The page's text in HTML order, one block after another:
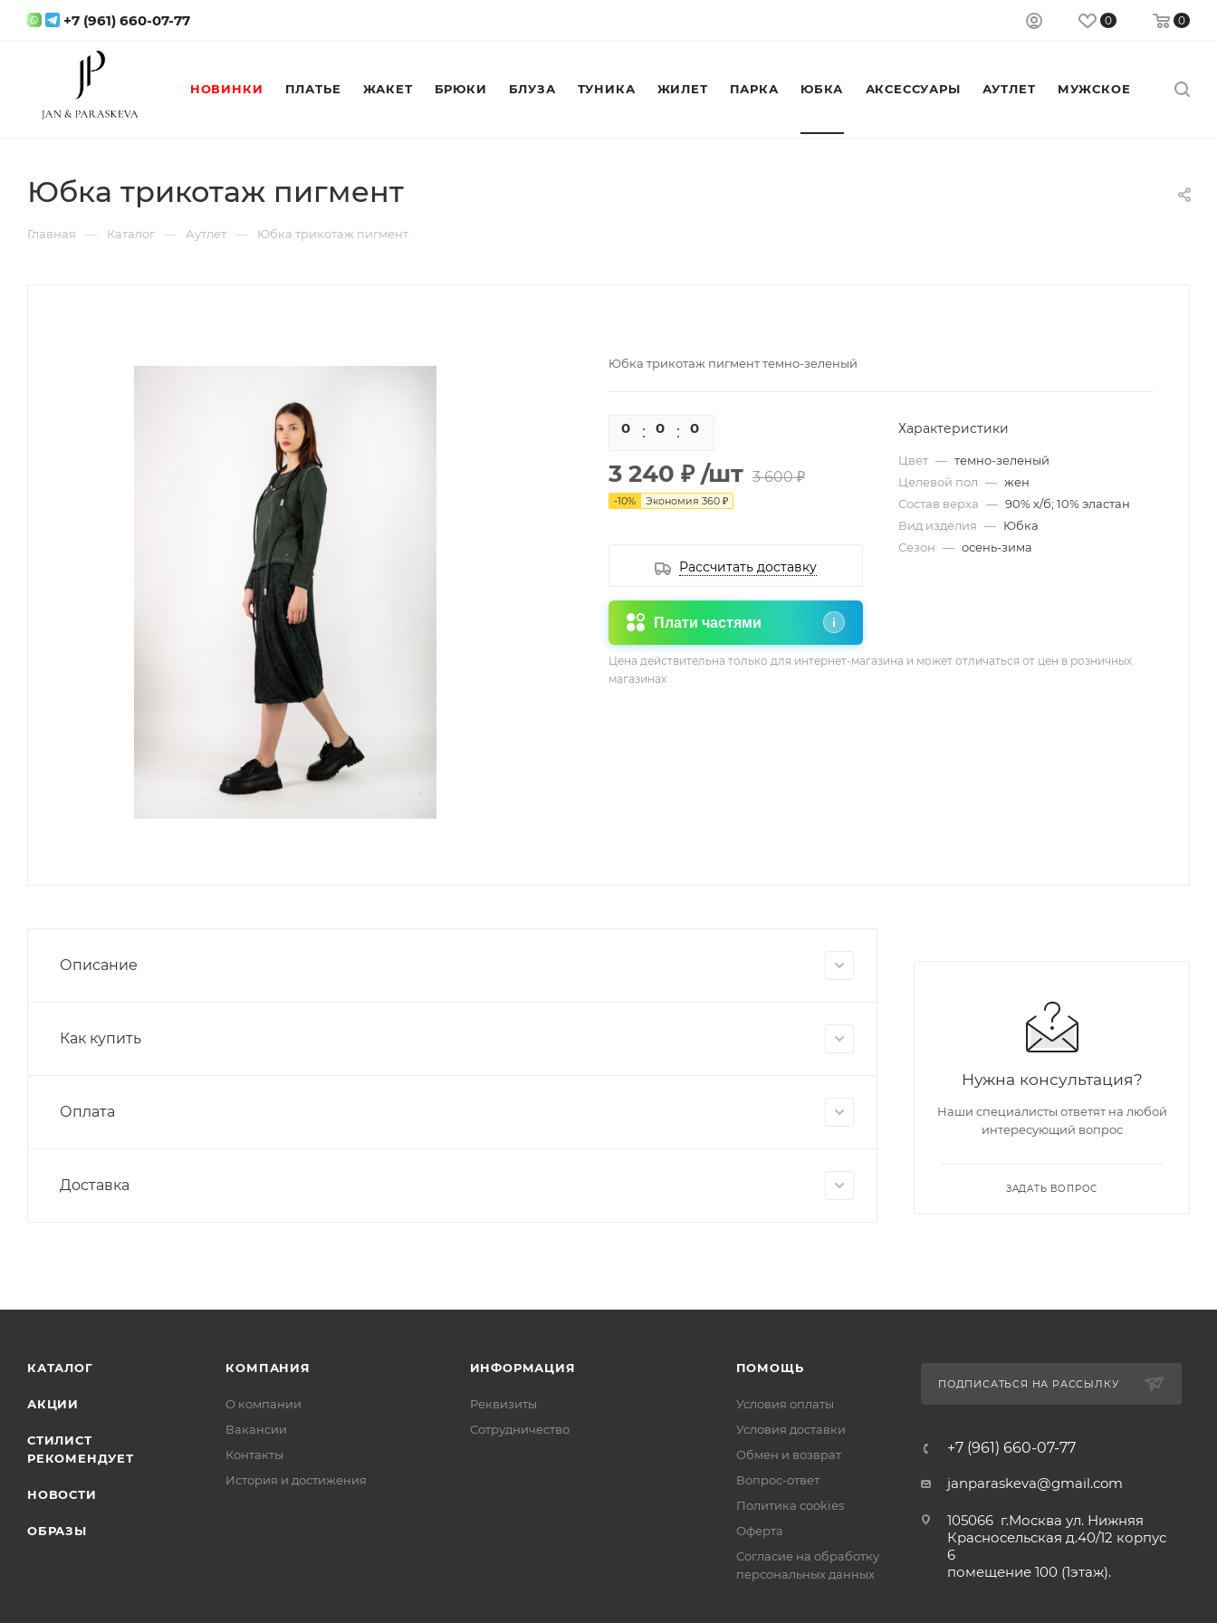
+7 (961) 660-07-77 0 0
НОВИНКИ ПЛАТЬЕ ЖАКЕТ БРЮКИ БЛУЗА ТУНИКА ЖИЛЕТ ПАРКА ЮБКА АКСЕССУАРЫ АУТЛЕТ МУЖСКОЕ
Юбка трикотаж пигмент
Главная — Каталог — Аутлет — Юбка трикотаж пигмент
Юбка трикотаж пигмент темно-зеленый
0 0 0
3 240 ₽ /шт 3 600 ₽
-10% Экономия 360 ₽
Рассчитать доставку
Плати частями i
Характеристики
Цвет — темно-зеленый
Целевой пол — жен
Состав верха — 90% х/б; 10% эластан
Вид изделия — Юбка
Сезон — осень-зима
Цена действительна только для интернет-магазина и может отличаться от цен в розничных
магазинах
Описание
Как купить
Оплата
Доставка
Нужна консультация?
Наши специалисты ответят на любой
интересующий вопрос
ЗАДАТЬ ВОПРОС
КАТАЛОГ
АКЦИИ
СТИЛИСТ
РЕКОМЕНДУЕТ
НОВОСТИ
ОБРАЗЫ
КОМПАНИЯ
О компании
Вакансии
Контакты
История и достижения
ИНФОРМАЦИЯ
Реквизиты
Сотрудничество
ПОМОЩЬ
Условия оплаты
Условия доставки
Обмен и возврат
Вопрос-ответ
Политика cookies
Оферта
Согласие на обработку
персональных данных
ПОДПИСАТЬСЯ НА РАССЫЛКУ
+7 (961) 660-07-77
janparaskeva@gmail.com
105066 г.Москва ул. Нижняя
Красносельская д.40/12 корпус
6
помещение 100 (1этаж).